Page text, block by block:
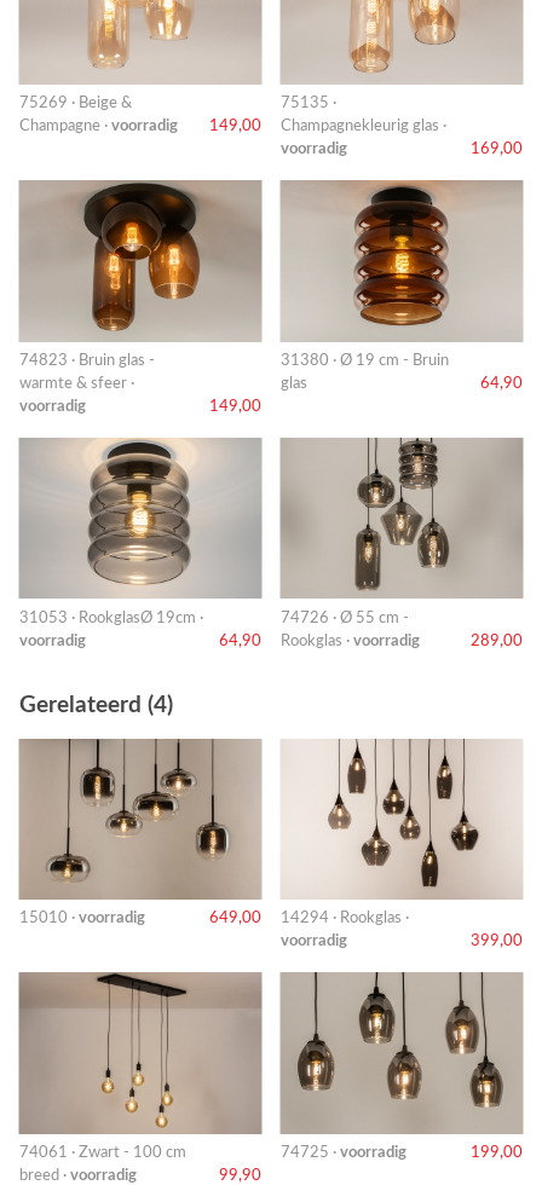
75269 · Beige &
Champagne · voorradig 149,00
75135 ·
Champagnekleurig glas ·
voorradig
169,00
74823 · Bruin glas -
warmte & sfeer ·
voorradig
149,00
31380 · Ø 19 cm - Bruin
glas
64,90
31053 · RookglasØ 19cm ·
voorradig
64,90
74726 · Ø 55 cm -
Rookglas · voorradig 289,00
Gerelateerd (4)
15010 · voorradig 649,00
14294 · Rookglas ·
voorradig
399,00
74061 · Zwart - 100 cm
breed · voorradig 99,90
74725 · voorradig 199,00